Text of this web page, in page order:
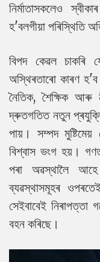
নিৰ্মাতাসকলেও
হ'বলগীয়া পৰিস্থিতি
বিপদ কেৱল চাকৰি
অস্থিৰতাৰো কাৰণ
নৈতিক, শৈক্ষিক আৰু
দ্ৰুতগতিত নতুন
পায়। সম্পদ
বিশ্বাস ভংগ হয়।
পৰা অৱস্থালৈ
ব্যৱস্থাসমূহৰ
সেইবাবেই নিৰাপত্তা
বহন কৰিছে।